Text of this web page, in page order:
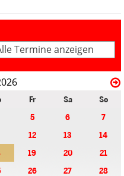
Termine anzeigen
Fr Sa
So
5 6
7
12 13
14
19 20
21
26 27
28